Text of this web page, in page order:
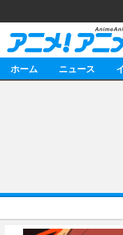
海外イベント
俳優・タレント
レビュー
アニメ
動画
ホーム ニュース